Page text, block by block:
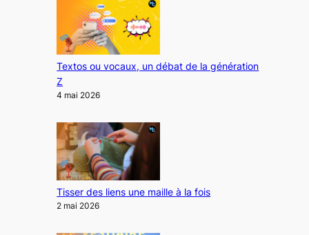
Textos ou vocaux, un débat de la génération
Z
4 mai 2026
Tisser des liens une maille à la fois
2 mai 2026